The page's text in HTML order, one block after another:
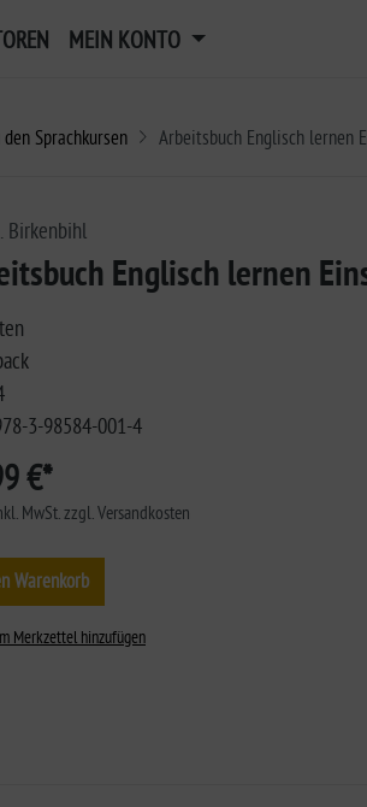
MEIN KONTO
Sprachkursen Arbeitsbuch Englisch lernen
Birkenbihl
Englisch lernen
3-98584-001-4
€*
MwSt. zzgl. Versandkosten
Warenkorb
Merkzettel hinzufügen